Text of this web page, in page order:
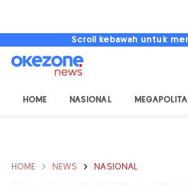
Scroll kebawah untuk
HOME NASIONAL
HOME NEWS NASIONAL